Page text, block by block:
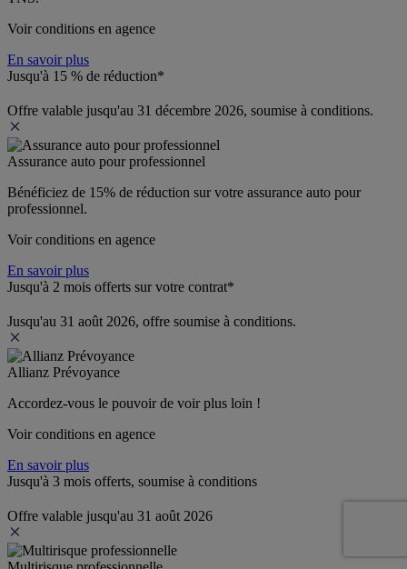
Voir conditions en agence
En savoir plus
Jusqu'à 15 % de réduction*
Offre valable jusqu'au 31 décembre 2026, soumise à conditions.
Assurance auto pour professionnel
Bénéficiez de 15% de réduction sur votre assurance auto pour
professionnel.
Voir conditions en agence
En savoir plus
Jusqu'à 2 mois offerts sur votre contrat*
Jusqu'au 31 août 2026, offre soumise à conditions.
Allianz Prévoyance
Accordez-vous le pouvoir de voir plus loin !
Voir conditions en agence
En savoir plus
Jusqu'à 3 mois offerts, soumise à conditions
Offre valable jusqu'au 31 août 2026